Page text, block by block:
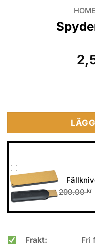
HOME
299.00kr
Frakt:
Fri